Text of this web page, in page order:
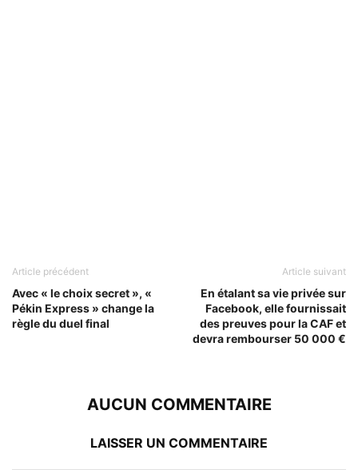
Article précédent
Avec « le choix secret », «
Pékin Express » change la
règle du duel final
Article suivant
En étalant sa vie privée sur
Facebook, elle fournissait
des preuves pour la CAF et
devra rembourser 50 000 €
AUCUN COMMENTAIRE
LAISSER UN COMMENTAIRE